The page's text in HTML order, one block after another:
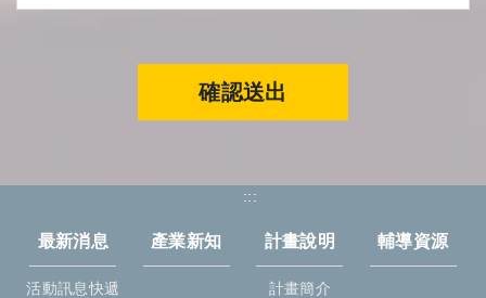
確認送出
:::
最新消息
活動訊息快遞
產業新知 計畫說明
計畫簡介
輔導資源